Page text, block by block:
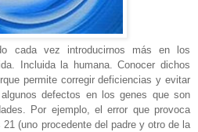
cada vez introducirnos más en los
Incluida la humana. Conocer dichos
permite corregir deficiencias y evitar
defectos en los genes que son
Por ejemplo, el error que provoca
(uno procedente del padre y otro de la